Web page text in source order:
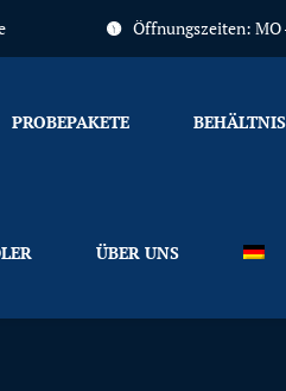
Öffnungszeiten: MO
PROBEPAKETE
ÜBER UNS